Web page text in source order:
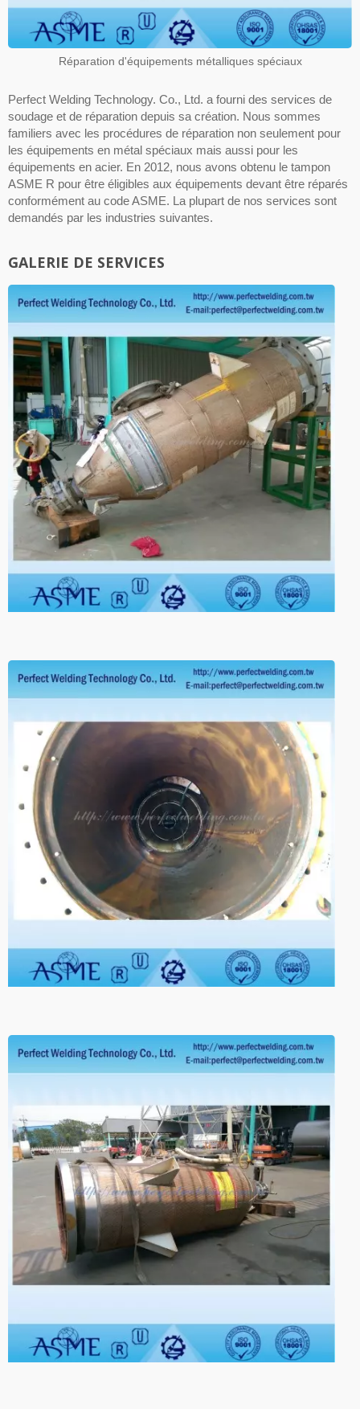
Réparation d'équipements métalliques spéciaux
Perfect Welding Technology. Co., Ltd. a fourni des services de
soudage et de réparation depuis sa création. Nous sommes
familiers avec les procédures de réparation non seulement pour
les équipements en métal spéciaux mais aussi pour les
équipements en acier. En 2012, nous avons obtenu le tampon
ASME R pour être éligibles aux équipements devant être réparés
conformément au code ASME. La plupart de nos services sont
demandés par les industries suivantes.
GALERIE DE SERVICES